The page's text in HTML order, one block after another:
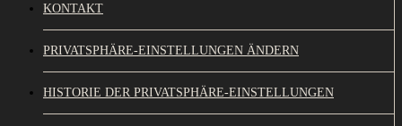
KONTAKT
PRIVATSPHÄRE-EINSTELLUNGEN ÄNDERN
HISTORIE DER PRIVATSPHÄRE-EINSTELLUNGEN